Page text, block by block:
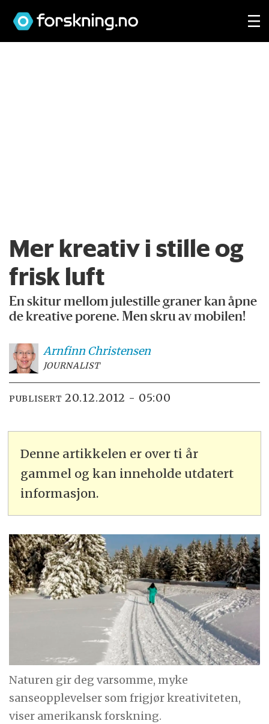
Mer kreativ i stille og
frisk luft
En skitur mellom julestille graner kan åpne
de kreative porene. Men skru av mobilen!
Arnfinn Christensen
JOURNALIST
PUBLISERT 20.12.2012 - 05:00
Denne artikkelen er over ti år
gammel og kan inneholde utdatert
informasjon.
Naturen gir deg varsomme, myke
sanseopplevelser som frigjør kreativiteten,
viser amerikansk forskning.